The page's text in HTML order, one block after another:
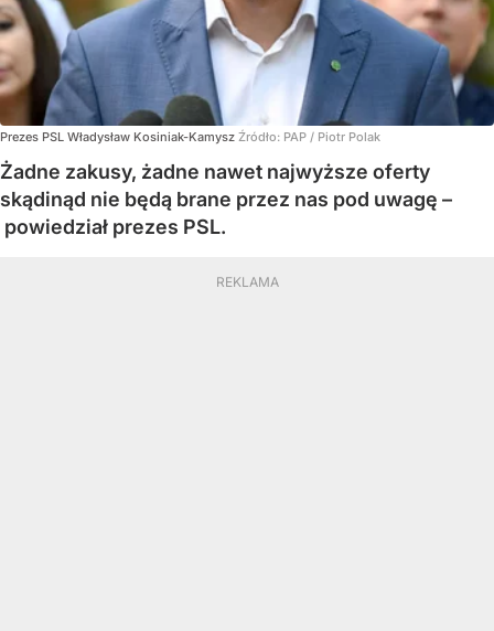
Prezes PSL Władysław Kosiniak-Kamysz Źródło: PAP / Piotr Polak
Żadne zakusy, żadne nawet najwyższe oferty
skądinąd nie będą brane przez nas pod uwagę –
powiedział prezes PSL.